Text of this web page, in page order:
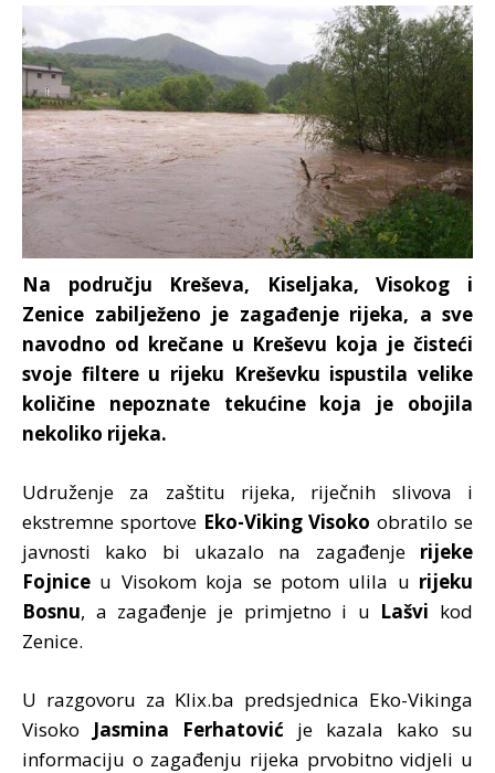
Na području Kreševa, Kiseljaka, Visokog i
Zenice zabilježeno je zagađenje rijeka, a sve
navodno od krečane u Kreševu koja je čisteći
svoje filtere u rijeku Kreševku ispustila velike
količine nepoznate tekućine koja je obojila
nekoliko rijeka.
Udruženje za zaštitu rijeka, riječnih slivova i
ekstremne sportove Eko-Viking Visoko obratilo se
javnosti kako bi ukazalo na zagađenje rijeke
Fojnice u Visokom koja se potom ulila u rijeku
Bosnu, a zagađenje je primjetno i u Lašvi kod
Zenice.
U razgovoru za Klix.ba predsjednica Eko-Vikinga
Visoko Jasmina Ferhatović je kazala kako su
informaciju o zagađenju rijeka prvobitno vidjeli u